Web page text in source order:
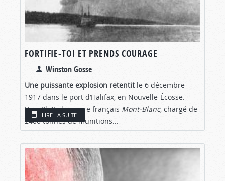
FORTIFIE-TOI ET PRENDS COURAGE
Winston Gosse
Une puissante explosion retentitle 6 décembre
1917 dans le port d’Halifax, en Nouvelle-Écosse.
Vers 8h45, le navire français Mont-Blanc, chargé de
2400 tonnes de munitions...
LIRE LA SUITE